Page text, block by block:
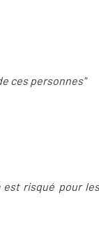
ces personnes"
est risqué pour